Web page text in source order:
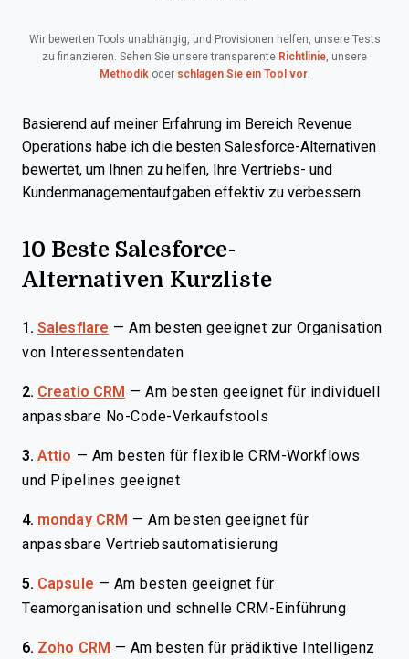
Wir bewerten Tools unabhängig, und Provisionen helfen, unsere Tests
zu finanzieren. Sehen Sie unsere transparente Richtlinie, unsere
Methodikoder schlagen Sie ein Tool vor.
Basierend auf meiner Erfahrung im Bereich Revenue
Operations habe ich die besten Salesforce-Alternativen
bewertet, um Ihnen zu helfen, Ihre Vertriebs- und
Kundenmanagementaufgaben effektiv zu verbessern.
10 Beste Salesforce-
Alternativen Kurzliste
1. Salesflare — Am besten geeignet zur Organisation
von Interessentendaten
2. Creatio CRM —Am besten geeignet für individuell
anpassbare No-Code-Verkaufstools
3. Attio — Am besten für flexible CRM-Workflows
und Pipelines geeignet
4. monday CRM — Am besten geeignet für
anpassbare Vertriebsautomatisierung
5. Capsule — Am besten geeignet für
Teamorganisation und schnelle CRM-Einführung
6. Zoho CRM — Am besten für prädiktive Intelligenz